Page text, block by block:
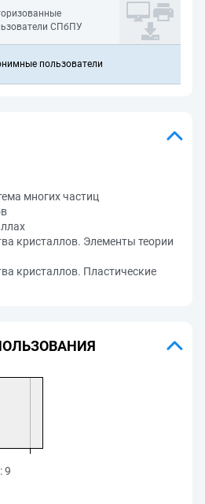
СПбПУ
пользователи
многих частиц
кристаллов. Элементы теории
кристаллов. Пластические
9